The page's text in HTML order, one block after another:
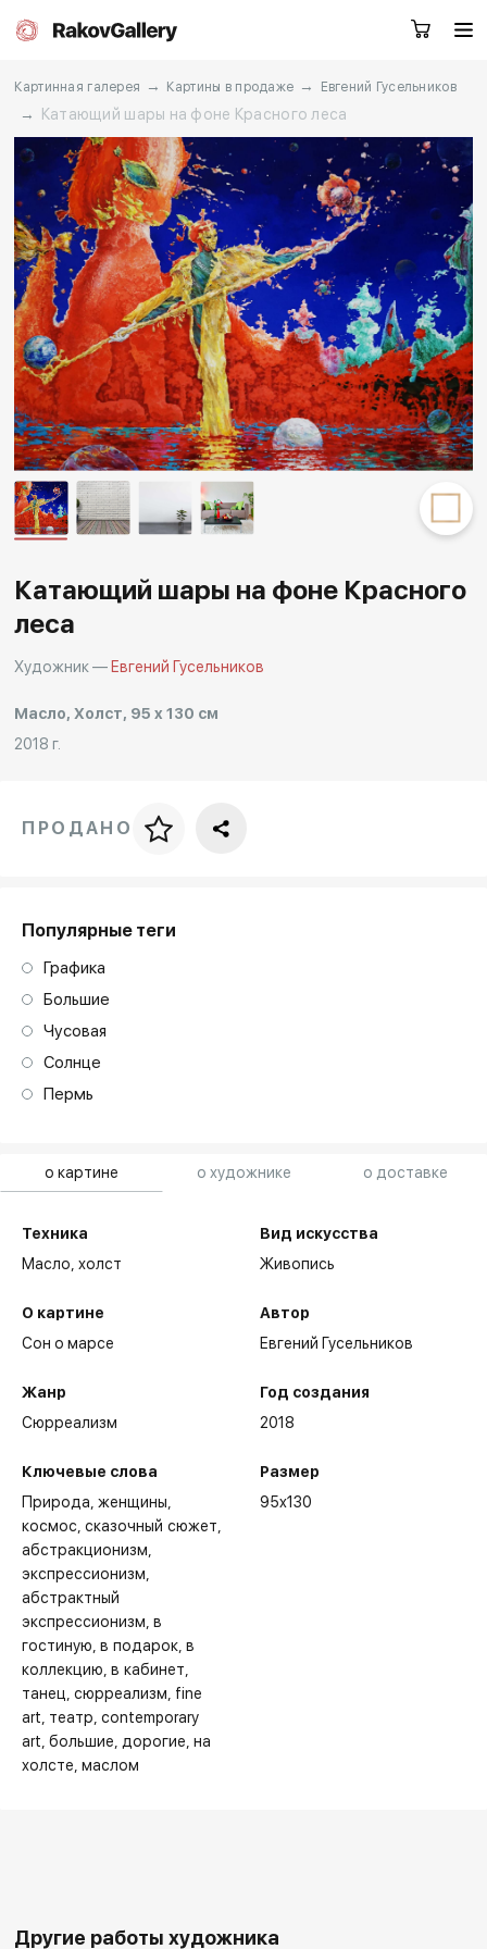
Екатеринбург
RU EN CN
Каталог Художники
О нас Услуги
События Контакты
Другие проекты
Rakov
Заказать звонок
Картинная галерея → Картины в продаже → Евгений Гусельников
→ Катающий шары на фоне Красного леса
о картине о художнике о доставке
Техника
Масло,холст
О картине
Сон о марсе
Жанр
Сюрреализм
Ключевые слова
Природа женщины
космос сказочный сюжет
абстракционизм
экспрессионизм
абстрактный
экспрессионизм в
гостиную в подарок в
коллекцию в кабинет
танец сюрреализм fine
art театр contemporary
art большие дорогие на
холсте маслом
Вид искусства
Живопись
Автор
Евгений Гусельников
Год создания
2018
Размер
95x130
Катающий шары на фоне Красного
леса
Художник — Евгений Гусельников
Масло, Холст, 95 x 130 см
2018 г.
Цена за багет
ПРОДАНО
Популярные теги
Графика
Большие
Чусовая
Солнце
Пермь
Другие работы художника